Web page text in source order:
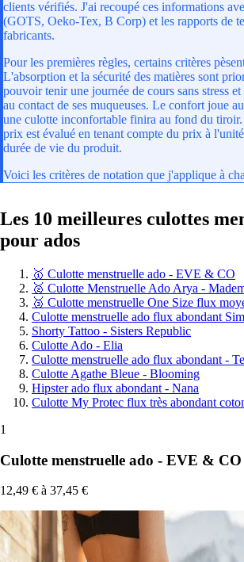
clients vérifiés. J'ai recoupé ces informations
(GOTS, Oeko-Tex, B Corp) et les rapports de
fabricants.
Pour les premières règles, certains critères
L'absorption et la sécurité des matières sont
pouvoir tenir une journée de cours sans stress
au contact de ses muqueuses. Le confort joue
une culotte inconfortable finira au fond du
prix est évalué en tenant compte du prix à
durée de vie du produit.
Voici les critères de notation que j'applique à
Les 10 meilleures culottes
pour ados
🥇 Culotte menstruelle ado - EVE & CO
🥈 Culotte Menstruelle Ado Arya -
🥉 Culotte menstruelle One Size flux
Culotte menstruelle ado flux abondant
Shorty Tattoo - Sisters Republic
Culotte Ado - Elia
Culotte menstruelle ado flux abondant -
Culotte Agathe Bleue - Blooming
Hipster ado flux abondant - Nana
Culotte My Protec flux très abondant
1
Culotte menstruelle ado - EVE & CO
12,49 € à 37,45 €